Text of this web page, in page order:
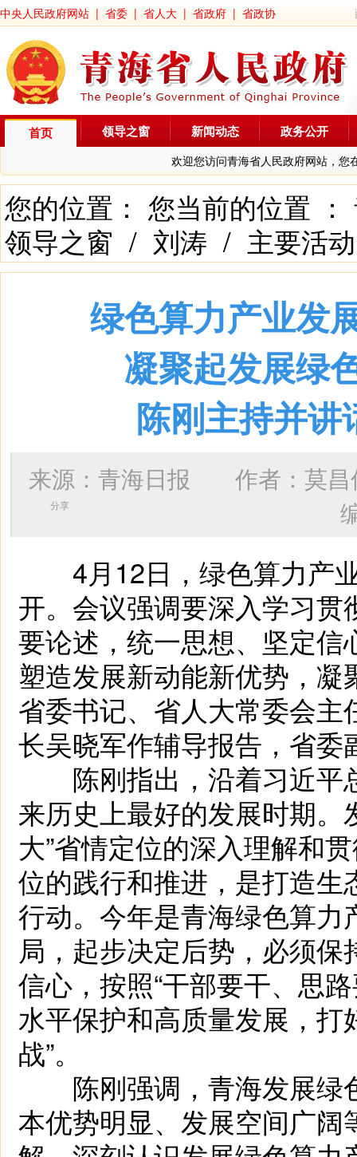
中央人民政府网站 | 省委 | 省人大 | 省政府 | 省政协
首页
欢迎您访问青海省人民政府网站，您
领导之窗 新闻动态 政务公开
您的位置： 您当前的位置 ：
领导之窗 / 刘涛 / 主要活动
绿色算力产业发
凝聚起发展绿
陈刚主持并
来源：青海日报 作者： 莫
分享
4月12日，绿色算力产业
开。会议强调要深入学习
要论述，统一思想、坚定
塑造发展新动能新优势，
省委书记、省人大常委会
长吴晓军作辅导报告，省委
陈刚指出，沿着习近平
来历史上最好的发展时期。
大”省情定位的深入理解和
位的践行和推进，是打造生
行动。今年是青海绿色算
局，起步决定后势，必须保
信心，按照“干部要干、思
水平保护和高质量发展，打
战”。
陈刚强调，青海发展绿
本优势明显、发展空间广